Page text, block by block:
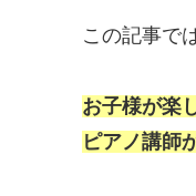
この記事で
お子様が楽
ピアノ講師